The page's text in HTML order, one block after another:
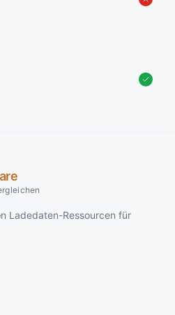
Ladedaten-Ressourcen für